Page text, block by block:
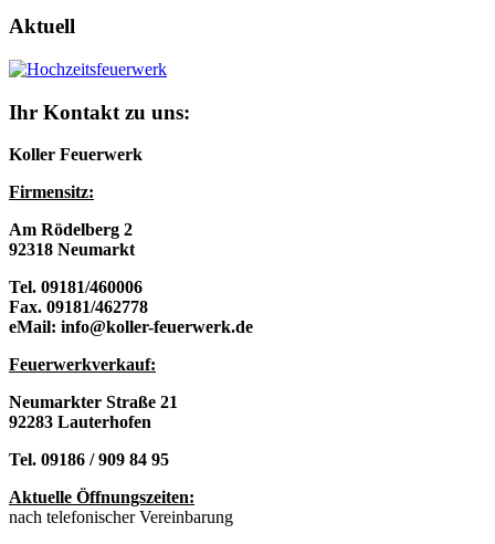
Aktuell
Ihr Kontakt zu uns:
Koller Feuerwerk
Firmensitz:
Am Rödelberg 2
92318 Neumarkt
Tel. 09181/460006
Fax. 09181/462778
eMail: info@koller-feuerwerk.de
Feuerwerkverkauf:
Neumarkter Straße 21
92283 Lauterhofen
Tel. 09186 / 909 84 95
Aktuelle Öffnungszeiten:
nach telefonischer Vereinbarung